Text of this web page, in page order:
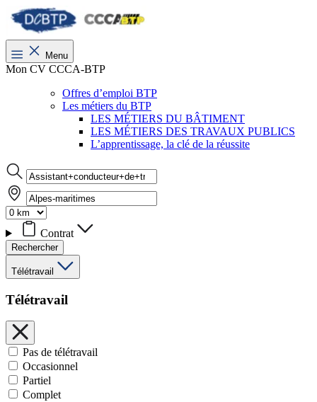
Menu
Mon CV CCCA-BTP
Offres d’emploi BTP
Les métiers du BTP
LES MÉTIERS DU BÂTIMENT
LES MÉTIERS DES TRAVAUX PUBLICS
L’apprentissage, la clé de la réussite
Contrat
Rechercher
Télétravail
Télétravail
Pas de télétravail
Occasionnel
Partiel
Complet